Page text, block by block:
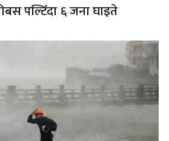
पल्टिँदा ६ जना घाइते